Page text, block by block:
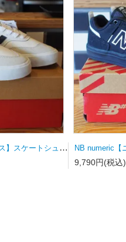
NB numeric【ニューバランス】スケートシューズ UN340WVS
9,790円(税込)